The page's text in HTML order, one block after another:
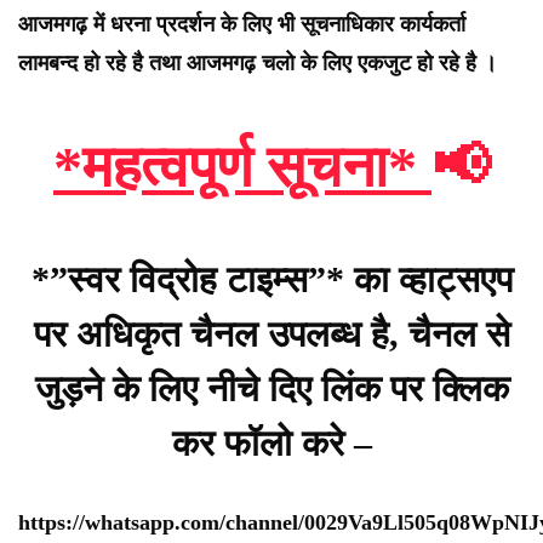
आजमगढ़ में धरना प्रदर्शन के लिए भी सूचनाधिकार कार्यकर्ता
लामबन्द हो रहे है तथा आजमगढ़ चलो के लिए एकजुट हो रहे है ।
*महत्वपूर्ण सूचना* 📢
*”स्वर विद्रोह टाइम्स”* का व्हाट्सएप
पर अधिकृत चैनल उपलब्ध है, चैनल से
जुड़ने के लिए नीचे दिए लिंक पर क्लिक
कर फॉलो करे –
https://whatsapp.com/channel/